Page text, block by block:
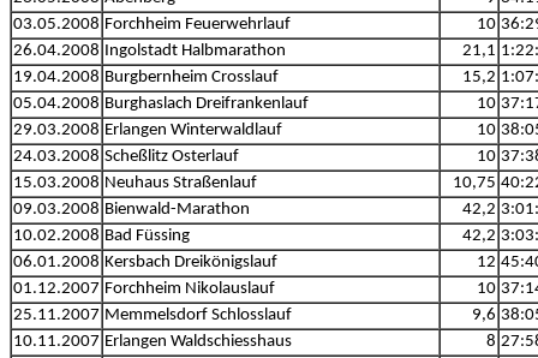
03.05.2008 Forchheim Feuerwehrlauf 10
26.04.2008 Ingolstadt Halbmarathon 21,1
19.04.2008 Burgbernheim Crosslauf 15,2
05.04.2008 Burghaslach Dreifrankenlauf 10
29.03.2008 Erlangen Winterwaldlauf 10
24.03.2008 Scheßlitz Osterlauf 10
15.03.2008 Neuhaus Straßenlauf 10,75
09.03.2008 Bienwald-Marathon 42,2
10.02.2008 Bad Füssing 42,2
06.01.2008 Kersbach Dreikönigslauf 12
01.12.2007 Forchheim Nikolauslauf 10
25.11.2007 Memmelsdorf Schlosslauf 9,6
10.11.2007 Erlangen Waldschiesshaus 8